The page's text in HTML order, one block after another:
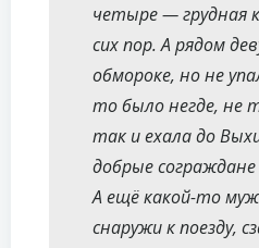
четыре — грудная
сих пор. А рядом
обмороке, но не
то было негде, не
так и ехала до
добрые
А ещё какой-то
снаружи к поезду,